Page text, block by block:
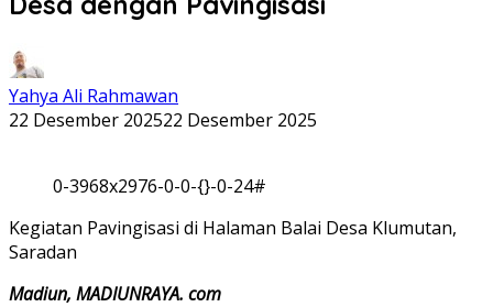
Yahya Ali Rahmawan
22 Desember 202522 Desember 2025
0-3968x2976-0-0-{}-0-24#
Kegiatan Pavingisasi di Halaman Balai Desa Klumutan,
Saradan
Madiun, MADIUNRAYA. com